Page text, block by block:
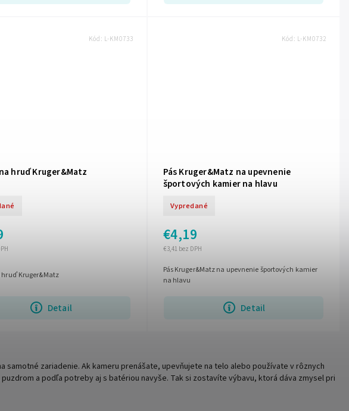
hruď Kruger&Matz
Detail
Kruger&Matz
Kód: L-KM0733
Pás Kruger&Matz na upevnenie
športových kamier na hlavu
Vypredané
€3,41 bez DPH
€4,19
Detail
Pás Kruger&Matz na upevnenie športových kamier
na hlavu
Kód: L-KM0732
zariadenie. Ak kameru prenášate, upevňujete na telo alebo používate v rôznych
a podľa potreby aj s batériou navyše. Tak si zostavíte výbavu, ktorá dáva zmysel pri